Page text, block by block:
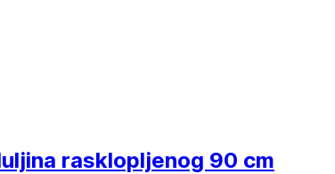
rasklopljenog 90 cm